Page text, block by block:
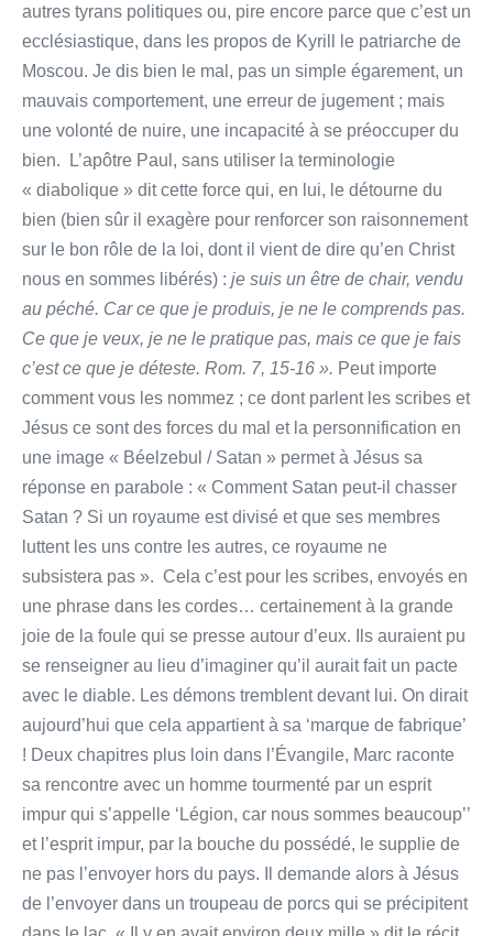
autres tyrans politiques ou, pire encore parce que c’est un
ecclésiastique, dans les propos de Kyrill le patriarche de
Moscou. Je dis bien le mal, pas un simple égarement, un
mauvais comportement, une erreur de jugement ; mais
une volonté de nuire, une incapacité à se préoccuper du
bien. L’apôtre Paul, sans utiliser la terminologie
« diabolique » dit cette force qui, en lui, le détourne du
bien (bien sûr il exagère pour renforcer son raisonnement
sur le bon rôle de la loi, dont il vient de dire qu’en Christ
nous en sommes libérés) : je suis un être de chair, vendu
au péché. Car ce que je produis, je ne le comprends pas.
Ce que je veux, je ne le pratique pas, mais ce que je fais
c’est ce que je déteste. Rom. 7, 15-16 ». Peut importe
comment vous les nommez ; ce dont parlent les scribes et
Jésus ce sont des forces du mal et la personnification en
une image « Béelzebul / Satan » permet à Jésus sa
réponse en parabole : « Comment Satan peut-il chasser
Satan ? Si un royaume est divisé et que ses membres
luttent les uns contre les autres, ce royaume ne
subsistera pas ». Cela c’est pour les scribes, envoyés en
une phrase dans les cordes… certainement à la grande
joie de la foule qui se presse autour d’eux. Ils auraient pu
se renseigner au lieu d’imaginer qu’il aurait fait un pacte
avec le diable. Les démons tremblent devant lui. On dirait
aujourd’hui que cela appartient à sa ‘marque de fabrique’
! Deux chapitres plus loin dans l’Évangile, Marc raconte
sa rencontre avec un homme tourmenté par un esprit
impur qui s’appelle ‘Légion, car nous sommes beaucoup’’
et l’esprit impur, par la bouche du possédé, le supplie de
ne pas l’envoyer hors du pays. Il demande alors à Jésus
de l’envoyer dans un troupeau de porcs qui se précipitent